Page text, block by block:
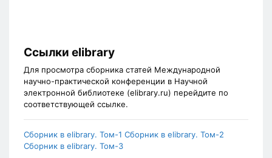
Ссылки elibrary
Для просмотра сборника статей Международной
научно-практической конференции в Научной
электронной библиотеке (elibrary.ru) перейдите по
соответствующей ссылке.
Сборник в elibrary. Том-1 Сборник в elibrary. Том-2
Сборник в elibrary. Том-3